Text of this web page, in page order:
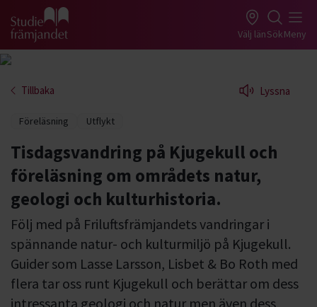
Gå till studiefrämjandets startsida Välj länSökMeny
Tillbaka Lyssna
Föreläsning Utflykt
Tisdagsvandring på Kjugekull och
föreläsning om områdets natur,
geologi och kulturhistoria.
Följ med på Friluftsfrämjandets vandringar i
spännande natur- och kulturmiljö på Kjugekull.
Guider som Lasse Larsson, Lisbet & Bo Roth med
flera tar oss runt Kjugekull och berättar om dess
intressanta geologi och natur men även dess